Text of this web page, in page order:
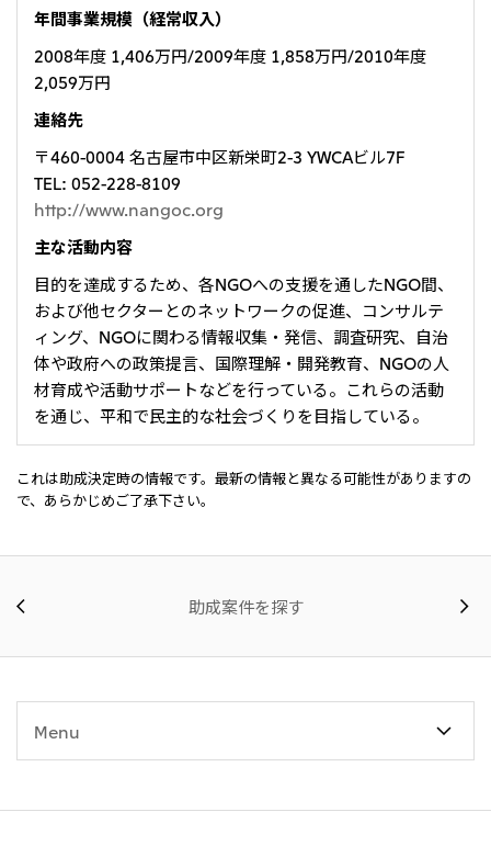
年間事業規模（経常収入）
2008年度 1,406万円/2009年度 1,858万円/2010年度
2,059万円
連絡先
〒460-0004 名古屋市中区新栄町2-3 YWCAビル7F
TEL: 052-228-8109
http://www.nangoc.org
主な活動内容
目的を達成するため、各NGOへの支援を通したNGO間、
および他セクターとのネットワークの促進、コンサルテ
ィング、NGOに関わる情報収集・発信、調査研究、自治
体や政府への政策提言、国際理解・開発教育、NGOの人
材育成や活動サポートなどを行っている。これらの活動
を通じ、平和で民主的な社会づくりを目指している。
これは助成決定時の情報です。最新の情報と異なる可能性がありますの
で、あらかじめご了承下さい。
助成案件を探す
Menu